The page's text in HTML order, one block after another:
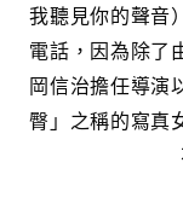
我聽見你的聲音
電話，因為除了
岡信治擔任導演
臀」之稱的寫真